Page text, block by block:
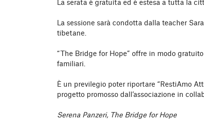
La serata è gratuita ed è estesa a tutta la
La sessione sarà condotta dalla teacher
tibetane.
“The Bridge for Hope” offre in modo
familiari.
È un previlegio poter riportare “RestiAmo
progetto promosso dall’associazione in
Serena Panzeri, The Bridge for Hope